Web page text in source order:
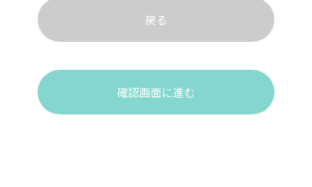
戻る
確認画面に進む